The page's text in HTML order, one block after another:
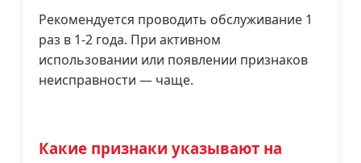
Рекомендуется проводить обслуживание 1
раз в 1-2 года. При активном
использовании или появлении признаков
неисправности — чаще.
Какие признаки указывают на